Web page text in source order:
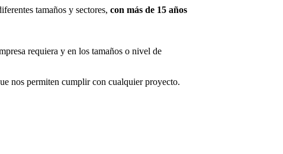
tamaños y sectores, con más de 15 años
requiera y en los tamaños o nivel de
nos permiten cumplir con cualquier proyecto.